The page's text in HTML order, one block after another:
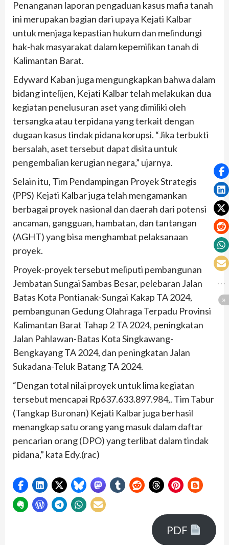
Penanganan laporan pengaduan kasus mafia tanah
ini merupakan bagian dari upaya Kejati Kalbar
untuk menjaga kepastian hukum dan melindungi
hak-hak masyarakat dalam kepemilikan tanah di
Kalimantan Barat.
Edyward Kaban juga mengungkapkan bahwa dalam
bidang intelijen, Kejati Kalbar telah melakukan dua
kegiatan penelusuran aset yang dimiliki oleh
tersangka atau terpidana yang terkait dengan
dugaan kasus tindak pidana korupsi. “Jika terbukti
bersalah, aset tersebut dapat disita untuk
pengembalian kerugian negara,” ujarnya.
Selain itu, Tim Pendampingan Proyek Strategis
(PPS) Kejati Kalbar juga telah mengamankan
berbagai proyek nasional dan daerah dari potensi
ancaman, gangguan, hambatan, dan tantangan
(AGHT) yang bisa menghambat pelaksanaan
proyek.
Proyek-proyek tersebut meliputi pembangunan
Jembatan Sungai Sambas Besar, pelebaran Jalan
Batas Kota Pontianak-Sungai Kakap TA 2024,
pembangunan Gedung Olahraga Terpadu Provinsi
Kalimantan Barat Tahap 2 TA 2024, peningkatan
Jalan Pahlawan-Batas Kota Singkawang-
Bengkayang TA 2024, dan peningkatan Jalan
Sukadana-Teluk Batang TA 2024.
“Dengan total nilai proyek untuk lima kegiatan
tersebut mencapai Rp637.633.897.984,. Tim Tabur
(Tangkap Buronan) Kejati Kalbar juga berhasil
menangkap satu orang yang masuk dalam daftar
pencarian orang (DPO) yang terlibat dalam tindak
pidana,” kata Edy.(rac)
PDF